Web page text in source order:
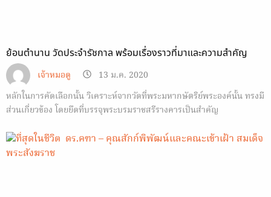
ย้อนตำนาน วัดประจำรัชกาล พร้อมเรื่องราวที่มาและความสำคัญ
เจ้าหมอดู
13 ม.ค. 2020
หลักในการคัดเลือกนั้น วิเคราะห์จากวัดที่พระมหากษัตริย์พระองค์นั้น ทรงมี
ส่วนเกี่ยวข้อง โดยยึดที่บรรจุพระบรมราชสรีรางคารเป็นสำคัญ